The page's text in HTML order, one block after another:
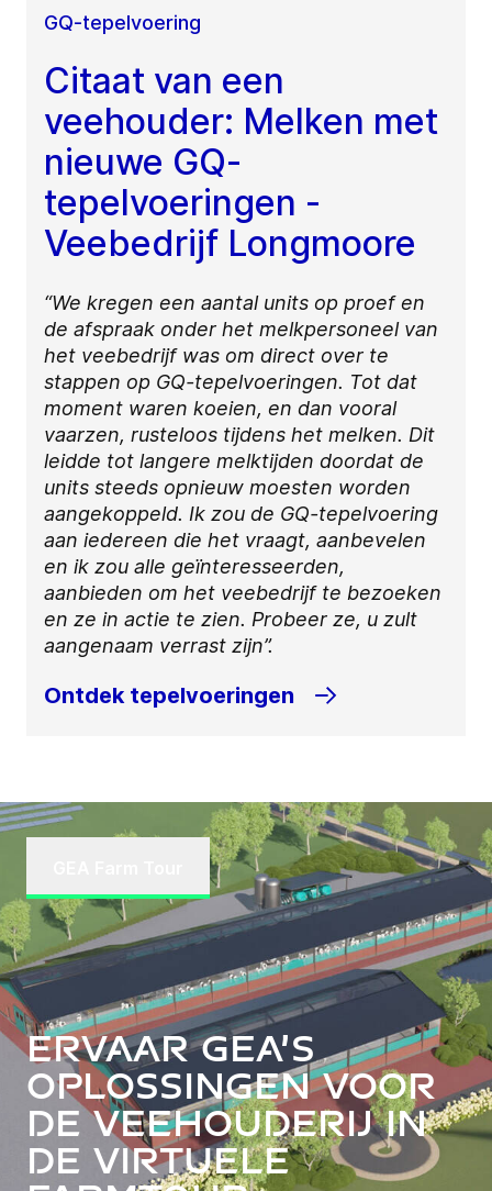
GQ-tepelvoering
Citaat van een
veehouder: Melken met
nieuwe GQ-
tepelvoeringen -
Veebedrijf Longmoore
“We kregen een aantal units op proef en
de afspraak onder het melkpersoneel van
het veebedrijf was om direct over te
stappen op GQ-tepelvoeringen. Tot dat
moment waren koeien, en dan vooral
vaarzen, rusteloos tijdens het melken. Dit
leidde tot langere melktijden doordat de
units steeds opnieuw moesten worden
aangekoppeld. Ik zou de GQ-tepelvoering
aan iedereen die het vraagt, aanbevelen
en ik zou alle geïnteresseerden,
aanbieden om het veebedrijf te bezoeken
en ze in actie te zien. Probeer ze, u zult
aangenaam verrast zijn”.
Ontdek tepelvoeringen
Ervaar GEA’s
oplossingen voor
de veehouderij in
de virtuele